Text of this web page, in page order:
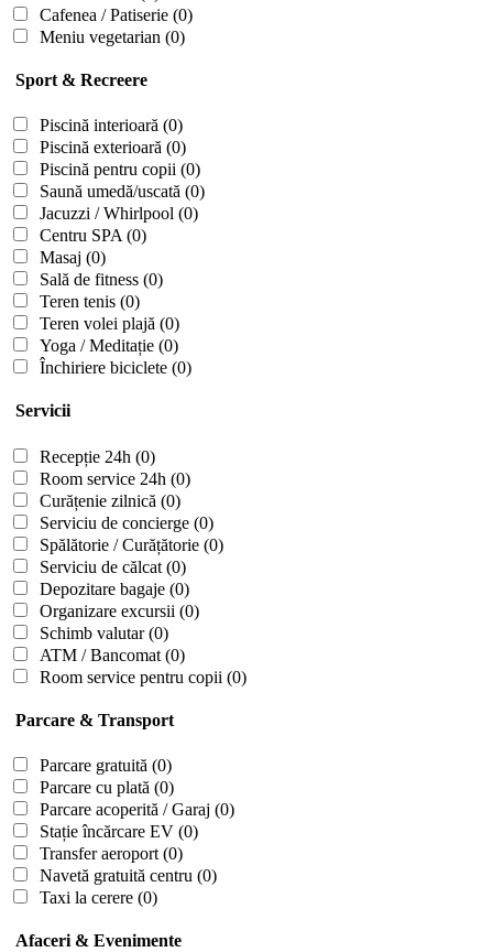
Cafenea / Patiserie (0)
Meniu vegetarian (0)
Sport & Recreere
Piscină interioară (0)
Piscină exterioară (0)
Piscină pentru copii (0)
Saună umedă/uscată (0)
Jacuzzi / Whirlpool (0)
Centru SPA (0)
Masaj (0)
Sală de fitness (0)
Teren tenis (0)
Teren volei plajă (0)
Yoga / Meditație (0)
Închiriere biciclete (0)
Servicii
Recepție 24h (0)
Room service 24h (0)
Curățenie zilnică (0)
Serviciu de concierge (0)
Spălătorie / Curățătorie (0)
Serviciu de călcat (0)
Depozitare bagaje (0)
Organizare excursii (0)
Schimb valutar(0)
ATM / Bancomat (0)
Room service pentru copii (0)
Parcare & Transport
Parcare gratuită (0)
Parcare cu plată (0)
Parcare acoperită / Garaj (0)
Stație încărcare EV (0)
Transfer aeroport (0)
Navetă gratuită centru (0)
Taxi la cerere (0)
Afaceri & Evenimente